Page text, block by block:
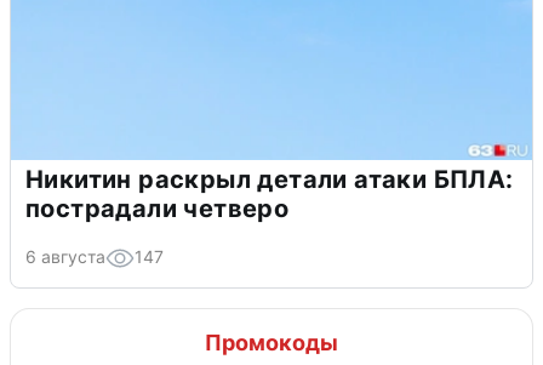
Никитин раскрыл детали атаки БПЛА:
пострадали четверо
6 августа 147
Промокоды